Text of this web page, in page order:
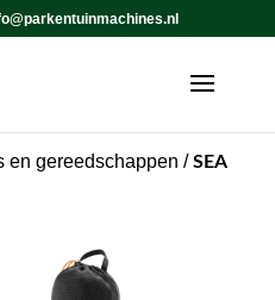
en gereedschappen /SEA